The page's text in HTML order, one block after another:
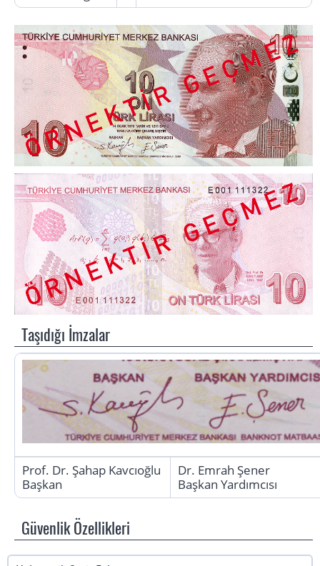
Taşıdığı İmzalar
Prof. Dr. Şahap Kavcıoğlu
Başkan
Dr. Emrah Şener
Başkan Yardımcısı
Güvenlik Özellikleri